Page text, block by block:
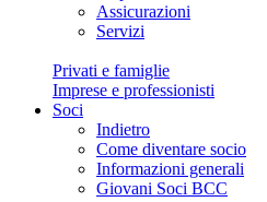
Assicurazioni
Servizi
Privati e famiglie
Imprese e professionisti
Soci
Indietro
Come diventare socio
Informazioni generali
Giovani Soci BCC